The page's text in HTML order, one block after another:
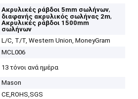
Ακρυλικές ράβδοι 5mm σωλήνων,
διαφανής ακρυλικός σωλήνας 2m,
Ακρυλικές ράβδοι 1500mm
σωλήνων
L/C, T/T, Western Union, MoneyGram
MCL006
13 τόνοι ανά ημέρα
Mason
CE,ROHS,SGS